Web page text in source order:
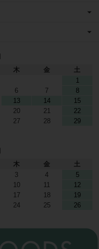
木 金
土
1
6 7
8
13 14
15
20 21
22
27 28
29
木 金
土
3 4
5
10 11
12
17 18
19
24 25
26